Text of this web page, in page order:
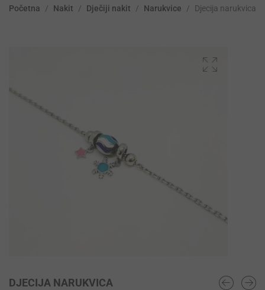
Početna / Nakit / Dječiji nakit / Narukvice / Djecija narukvica
DJECIJA NARUKVICA